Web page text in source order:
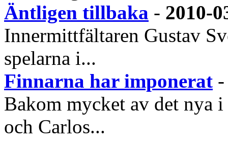
Äntligen tillbaka - 2010-
Innermittfältaren Gustav
spelarna i...
Finnarna har imponerat
Bakom mycket av det nya
och Carlos...